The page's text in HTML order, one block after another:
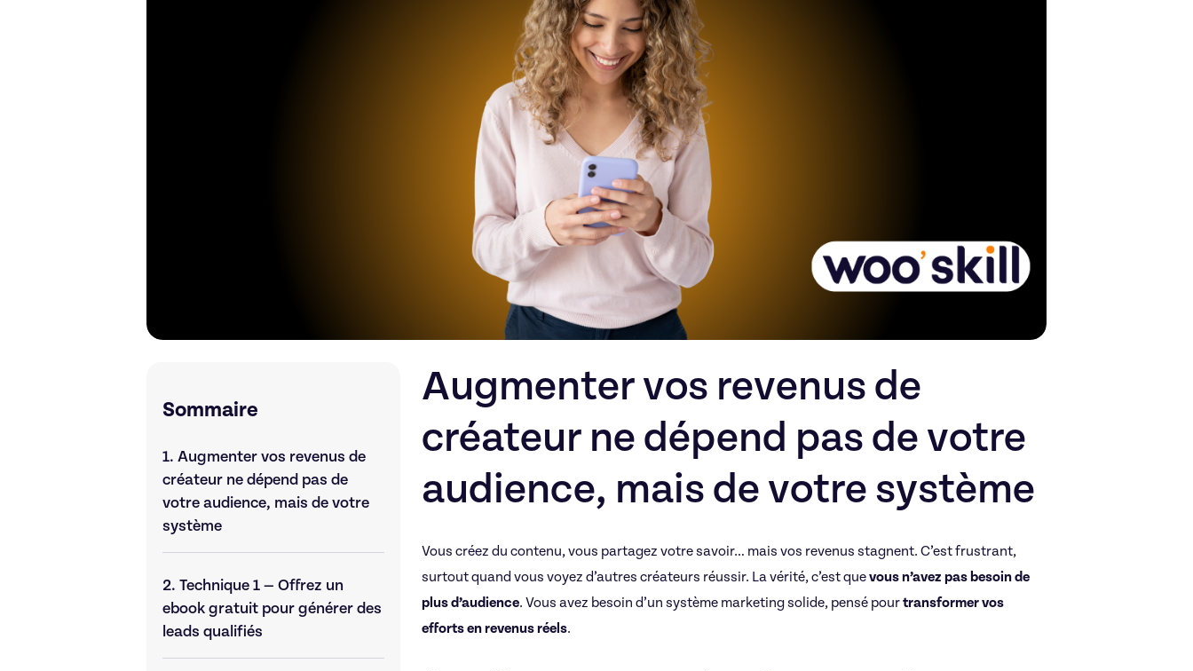
Sommaire
1. Augmenter vos revenus de
créateur ne dépend pas de
votre audience, mais de votre
système
2. Technique 1 — Offrez un
ebook gratuit pour générer des
leads qualifiés
Augmenter vos revenus de
créateur ne dépend pas de votre
audience, mais de votre système
Vous créez du contenu, vous partagez votre savoir… mais vos revenus stagnent. C’est frustrant,
surtout quand vous voyez d’autres créateurs réussir. La vérité, c’est quevous n’avez pas besoin de
plus d’audience. Vous avez besoin d’un système marketing solide, pensé pourtransformer vos
efforts en revenus réels.